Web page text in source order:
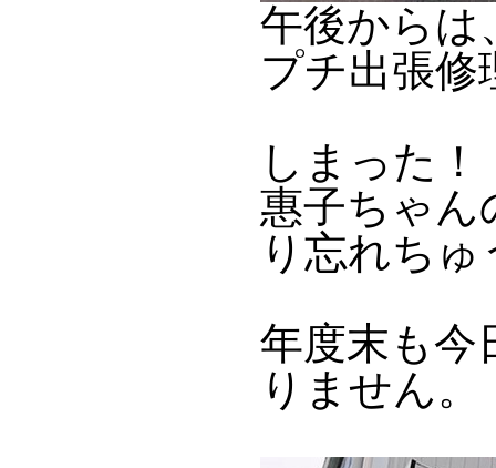
午後からは
プチ出張修
しまった！
惠子ちゃん
り忘れちゅ
年度末も今
りません。